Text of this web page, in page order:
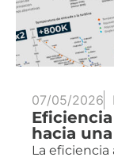
07/05/2026
hacia
La